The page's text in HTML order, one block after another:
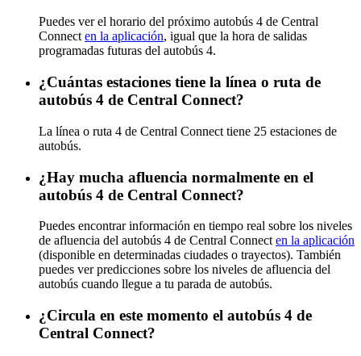
Puedes ver el horario del próximo autobús 4 de Central
Connect en la aplicación, igual que la hora de salidas
programadas futuras del autobús 4.
¿Cuántas estaciones tiene la línea o ruta de
autobús 4 de Central Connect?
La línea o ruta 4 de Central Connect tiene 25 estaciones de
autobús.
¿Hay mucha afluencia normalmente en el
autobús 4 de Central Connect?
Puedes encontrar información en tiempo real sobre los niveles
de afluencia del autobús 4 de Central Connect en la aplicación
(disponible en determinadas ciudades o trayectos). También
puedes ver predicciones sobre los niveles de afluencia del
autobús cuando llegue a tu parada de autobús.
¿Circula en este momento el autobús 4 de
Central Connect?